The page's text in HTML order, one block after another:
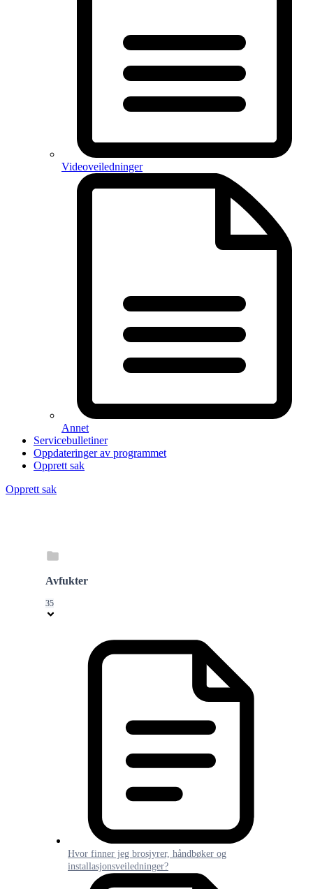
Videoveiledninger
Annet
Servicebulletiner
Oppdateringer av programmet
Opprett sak
Opprett sak
Avfukter
35
Hvor finner jeg brosjyrer, håndbøker og
installasjonsveiledninger?